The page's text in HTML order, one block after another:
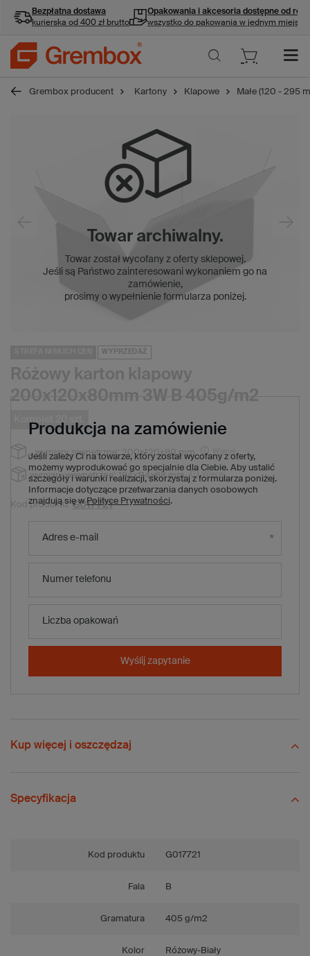
Bezpłatna dostawa
kurierska od 400 zł brutto
Opakowania i akcesoria dostępne od ręki
wszystko do pakowania w jednym miejscu
Grembox producent Kartony Klapowe Małe (120 - 295
Towar archiwalny.
Towar został wycofany z oferty sklepowej.
Jeśli są Państwo zainteresowani wykonaniem go na
zamówienie,
prosimy o wypełnienie formularza poniżej.
Produkcja na zamówienie
Jeśli zależy Ci na towarze, który został wycofany z oferty,
możemy wyprodukować go specjalnie dla Ciebie. Aby ustalić
szczegóły i warunki realizacji, skorzystaj z formularza poniżej.
Informacje dotyczące przetwarzania danych osobowych
znajdują się w Polityce Prywatności.
Adres e-mail
Numer telefonu
Liczba opakowań
Wyślij zapytanie
WYPRZEDAŻ
Różowy karton klapowy
200x120x80mm 3W B 405g/m2
wymiary zewnętrzne: 200x120x80 mm
wymiary wewnętrzne: 194x114x68 mm Więcej
Kod produktu: G017721
22,60 zł brutto
Produkt niedostępny. Będzie wkrótce
+
Kup więcej i oszczędzaj
Specyfikacja
Kod produktu G017721
Fala B
Gramatura 405 g/m2
Kolor Różowy-Biały